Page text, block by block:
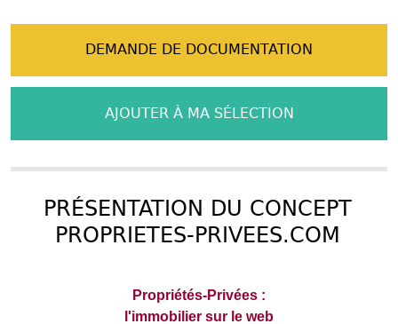
DEMANDE DE DOCUMENTATION
AJOUTER À MA SÉLECTION
PRÉSENTATION DU CONCEPT
PROPRIETES-PRIVEES.COM
Propriétés-Privées :
l'immobilier sur le web